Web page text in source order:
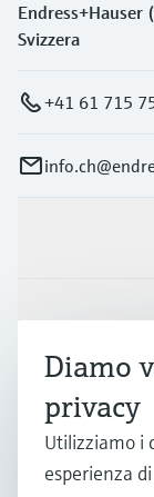
Endress+Hauser
Svizzera
+41 61 715
Industrie
Supporta
La società
Diamo
privacy
Utilizziamo i
esperienza